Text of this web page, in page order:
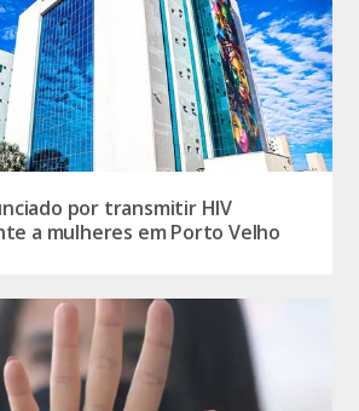
por transmitir HIV
a mulheres em Porto Velho